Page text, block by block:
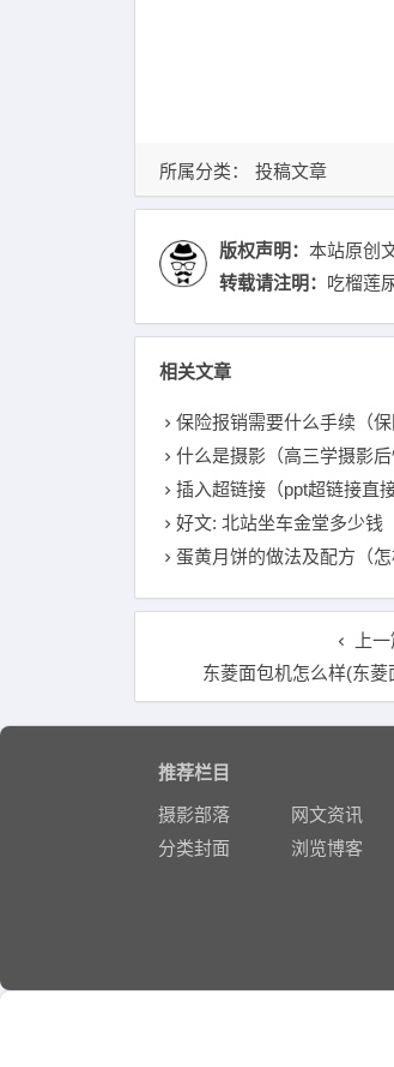
所属分类： 投稿文章
版权声明： 本站原创
转载请注明： 吃榴莲
相关文章
保险报销需要什么手续（保
什么是摄影（高三学摄影后
插入超链接（ppt超链接直
好文: 北站坐车金堂多少钱
蛋黄月饼的做法及配方（怎
上
东菱面包机怎么样(东
推荐栏目
摄影部落 网文资讯
分类封面
浏览博客